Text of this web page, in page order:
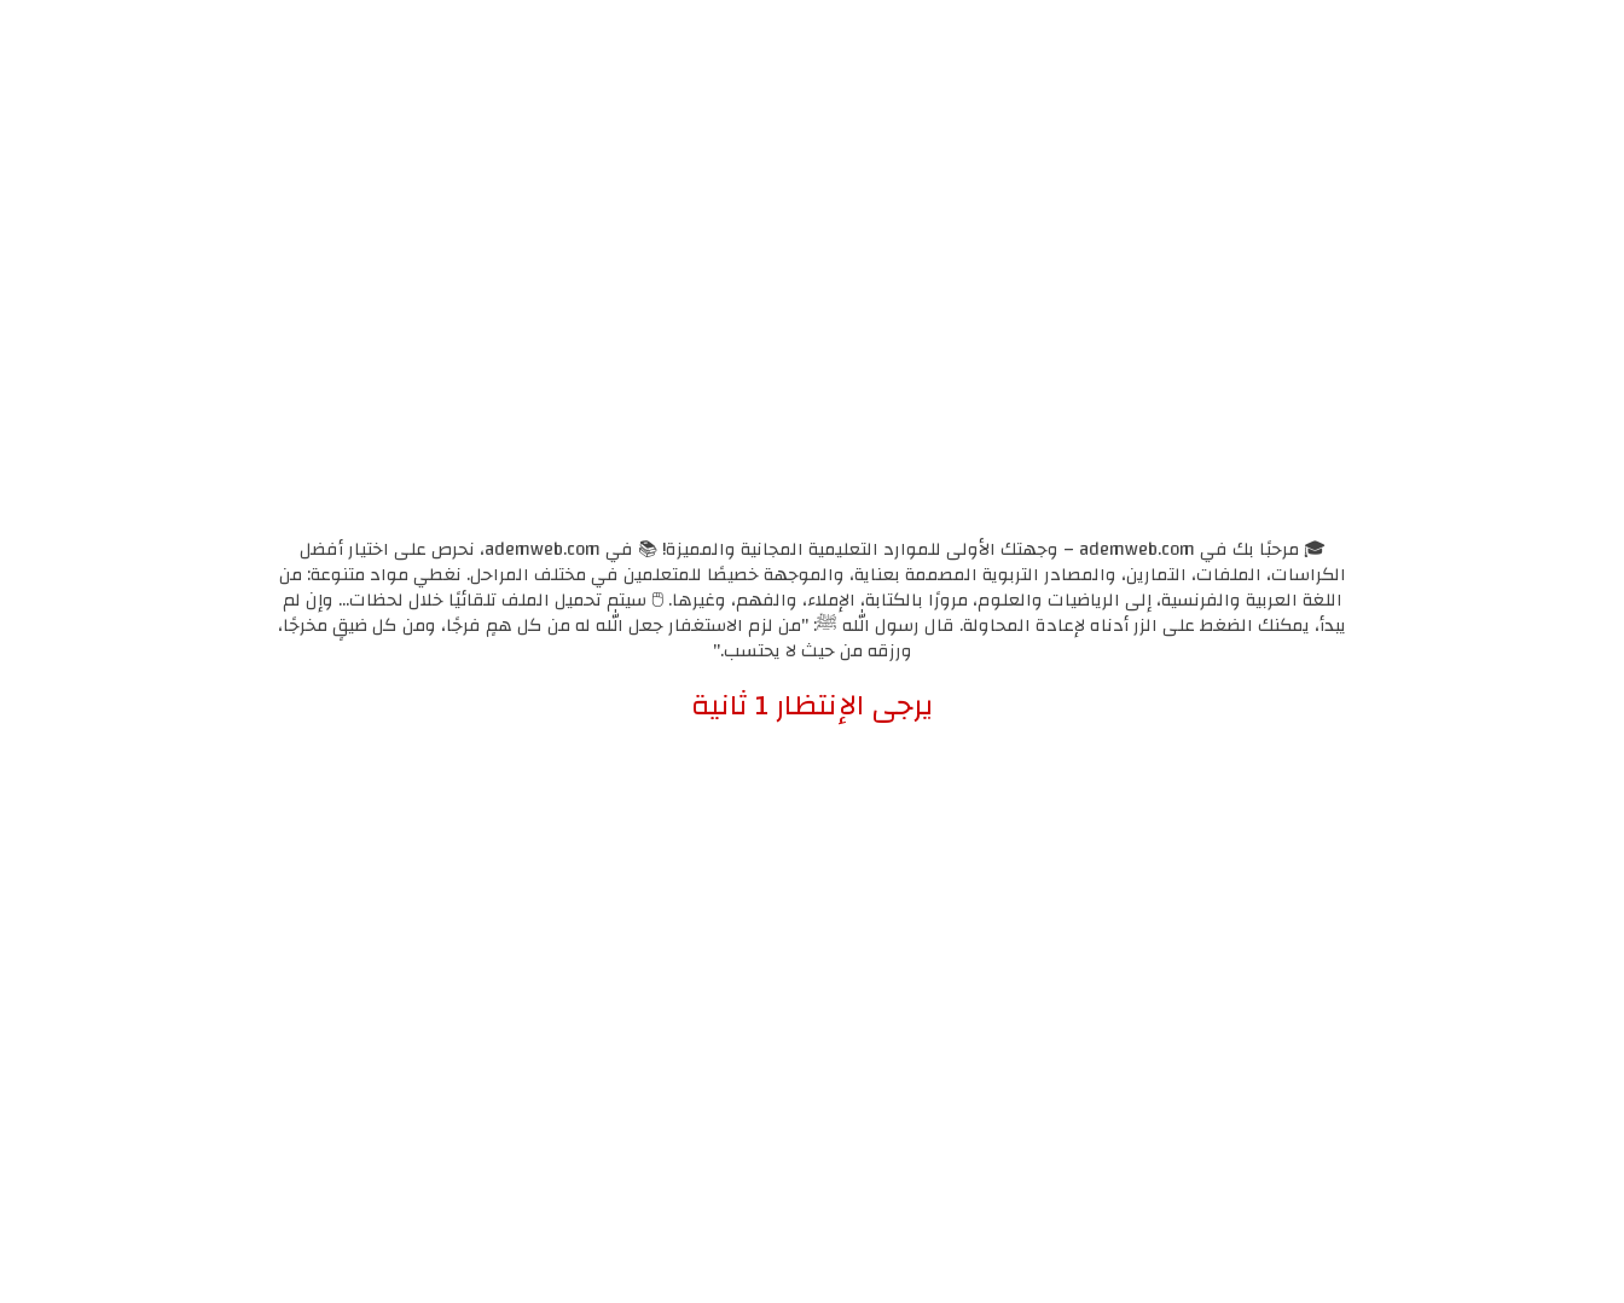
🎓 مرحبًا بك في ademweb.com – وجهتك الأولى للموارد التعليمية المجانية والمميزة! 📚 في ademweb.com، نحرص على اختيار أفضل
الكراسات، الملفات، التمارين، والمصادر التربوية المصممة بعناية، والموجهة خصيصًا للمتعلمين في مختلف المراحل. نغطي مواد متنوعة: من
اللغة العربية والفرنسية، إلى الرياضيات والعلوم، مرورًا بالكتابة، الإملاء، والفهم، وغيرها. 🖱️ سيتم تحميل الملف تلقائيًا خلال لحظات... وإن لم
يبدأ، يمكنك الضغط على الزر أدناه لإعادة المحاولة. قال رسول الله ﷺ: "من لزم الاستغفار جعل الله له من كل همٍ فرجًا، ومن كل ضيقٍ مخرجًا،
ورزقه من حيث لا يحتسب."